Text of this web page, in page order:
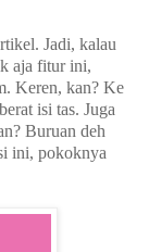
Jadi, kalau
aja fitur ini,
Keren, kan? Ke
isi tas. Juga
Buruan deh
ini, pokoknya